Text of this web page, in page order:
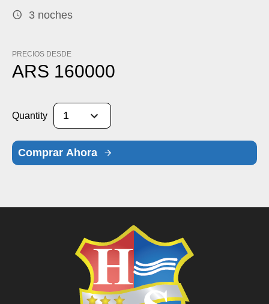
3 noches
PRECIOS DESDE
ARS 160000
Quantity
Comprar Ahora